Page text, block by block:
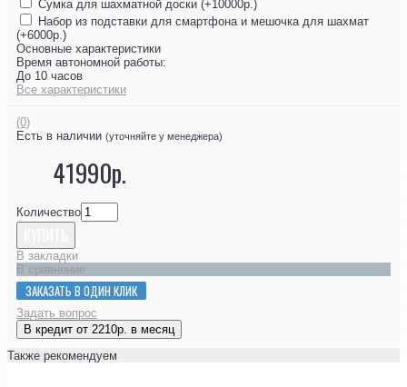
Сумка для шахматной доски (+10000р.)
Набор из подставки для смартфона и мешочка для шахмат
(+6000р.)
Основные характеристики
Время автономной работы:
До 10 часов
Все характеристики
(0)
Есть в наличии (уточняйте у менеджера)
41990р.
Количество
В закладки
В сравнение
ЗАКАЗАТЬ В ОДИН КЛИК
Задать вопрос
В кредит от 2210р. в месяц
Также рекомендуем